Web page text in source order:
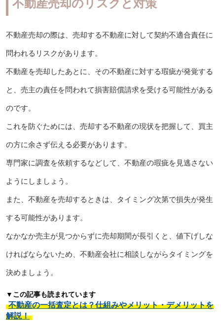
不動産売却のリスクと対策
不動産売却の際は、売却する不動産に対して契約不適合責任に
問われるリスクがあります。
不動産を売却したあとに、その不動産に対する瑕疵が発覚する
と、売主の責任を問われて損害賠償請求を受ける可能性がある
のです。
これを防ぐためには、売却する不動産の現状を把握して、買主
の方に余さず伝える必要があります。
専門家に調査を依頼するなどして、不動産の瑕疵を見逃さない
ようにしましょう。
また、不動産を売却するときは、タイミング次第で損失が発生
する可能性があります。
なかなか売主が見つからずに売却期間が長引くと、値下げしな
ければならないため、不動産会社に相談しながらタイミングを
決めましょう。
▼この記事も読まれています
不動産の一括査定とは？仕組みやメリット・デメリットを
解説！